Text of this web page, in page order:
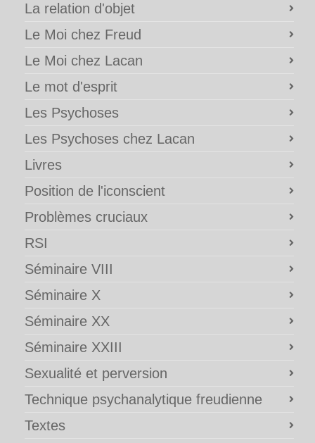
La relation d'objet
Le Moi chez Freud
Le Moi chez Lacan
Le mot d'esprit
Les Psychoses
Les Psychoses chez Lacan
Livres
Position de l'iconscient
Problèmes cruciaux
RSI
Séminaire VIII
Séminaire X
Séminaire XX
Séminaire XXIII
Sexualité et perversion
Technique psychanalytique freudienne
Textes